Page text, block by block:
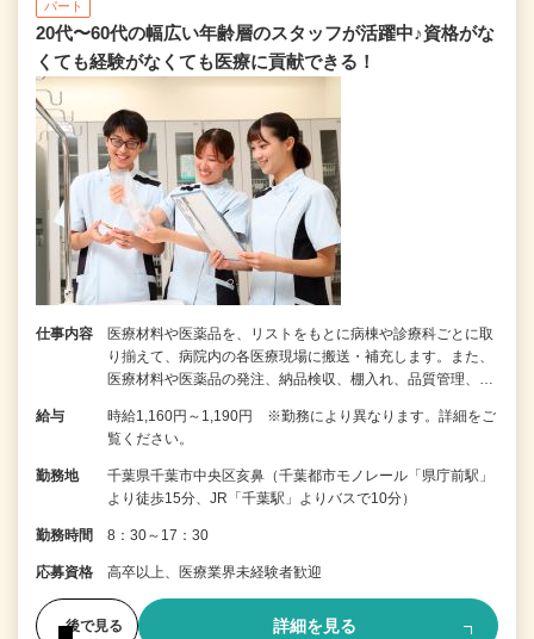
パート
20代〜60代の幅広い年齢層のスタッフが活躍中♪資格がな
くても経験がなくても医療に貢献できる！
仕事内容
医療材料や医薬品を、リストをもとに病棟や診療科ごとに取
り揃えて、病院内の各医療現場に搬送・補充します。また、
医療材料や医薬品の発注、納品検収、棚入れ、品質管理、…
給与
時給1,160円～1,190円 ※勤務により異なります。詳細をご
覧ください。
勤務地
千葉県千葉市中央区亥鼻（千葉都市モノレール「県庁前駅」
より徒歩15分、JR「千葉駅」よりバスで10分）
勤務時間 8：30～17：30
応募資格 高卒以上、医療業界未経験者歓迎
後で見る 詳細を見る